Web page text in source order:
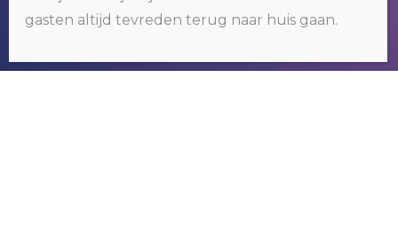
gasten altijd tevreden terug naar huis gaan.
akkoord.
Klik hier voor meer informatie